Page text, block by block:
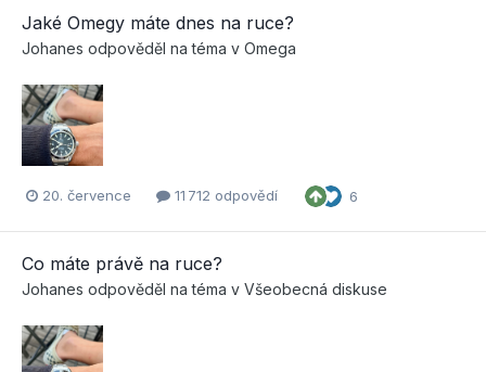
Jaké Omegy máte dnes na ruce?
Johanes odpověděl na téma v Omega
20. července 11 712 odpovědí 6
Co máte právě na ruce?
Johanes odpověděl na téma v Všeobecná diskuse